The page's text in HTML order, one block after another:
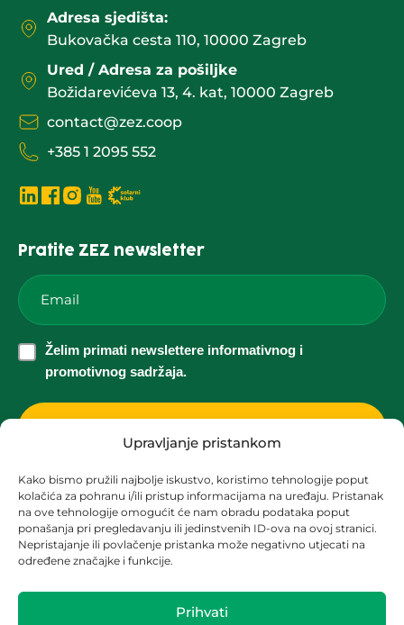
Upravljanje pristankom
Kako bismo pružili najbolje iskustvo, koristimo tehnologije poput
kolačića za pohranu i/ili pristup informacijama na uređaju. Pristanak
na ove tehnologije omogućit će nam obradu podataka poput
ponašanja pri pregledavanju ili jedinstvenih ID-ova na ovoj stranici.
Nepristajanje ili povlačenje pristanka može negativno utjecati na
određene značajke i funkcije.
Prihvati
Adresa sjedišta:
Bukovačka cesta 110, 10000 Zagreb
Ured / Adresa za pošiljke
Božidarevićeva 13, 4. kat, 10000 Zagreb
contact@zez.coop
+385 1 2095 552
Pratite ZEZ newsletter
Email
*
Želim
primati
informativnog
sadržaja.
*
Želim primati newslettere informativnog i
promotivnog sadržaja.
Korisnička podrška za solarne elektrane
solari@zez.coop
+ 385 91 2090 403